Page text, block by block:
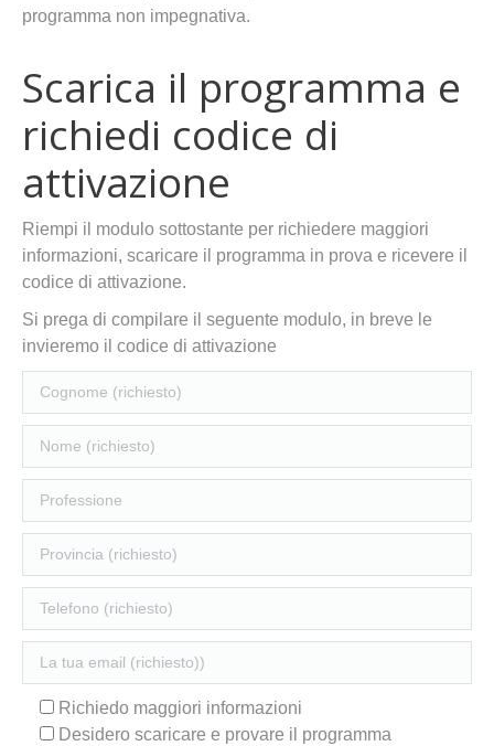
programma non impegnativa.
Scarica il programma e
richiedi codice di
attivazione
Riempi il modulo sottostante per richiedere maggiori
informazioni, scaricare il programma in prova e ricevere il
codice di attivazione.
Si prega di compilare il seguente modulo, in breve le
invieremo il codice di attivazione
Richiedo maggiori informazioni
Desidero scaricare e provare il programma